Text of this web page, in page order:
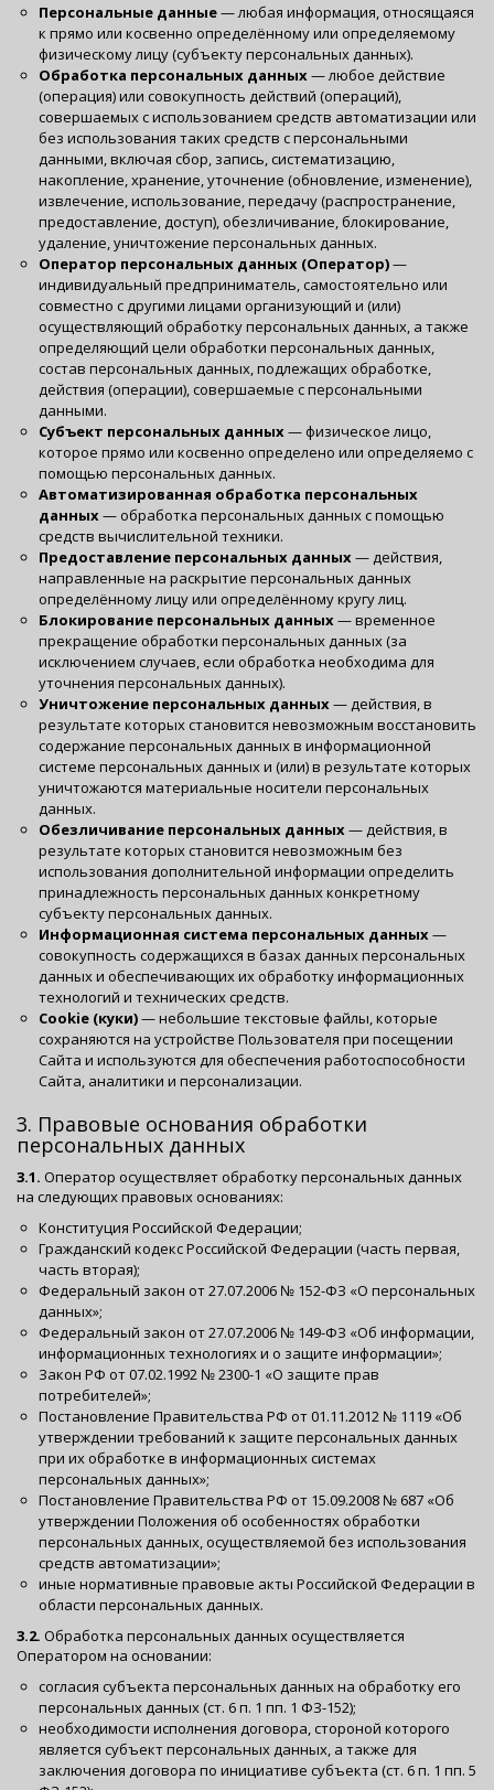
Персональные данные— любая информация, относящаяся
к прямо или косвенно определённому или определяемому
физическому лицу (субъекту персональных данных).
Обработка персональных данных — любое действие
(операция) или совокупность действий (операций),
совершаемых с использованием средств автоматизации или
без использования таких средств с персональными
данными, включая сбор, запись, систематизацию,
накопление, хранение, уточнение (обновление, изменение),
извлечение, использование, передачу (распространение,
предоставление, доступ), обезличивание, блокирование,
удаление, уничтожение персональных данных.
Оператор персональных данных (Оператор)—
индивидуальный предприниматель, самостоятельно или
совместно с другими лицами организующий и (или)
осуществляющий обработку персональных данных, а также
определяющий цели обработки персональных данных,
состав персональных данных, подлежащих обработке,
действия (операции), совершаемые с персональными
данными.
Субъект персональных данных — физическое лицо,
которое прямо или косвенно определено или определяемо с
помощью персональных данных.
Автоматизированная обработка персональных
данных — обработка персональных данных с помощью
средств вычислительной техники.
Предоставление персональных данных — действия,
направленные на раскрытие персональных данных
определённому лицу или определённому кругу лиц.
Блокирование персональных данных — временное
прекращение обработки персональных данных (за
исключением случаев, если обработка необходима для
уточнения персональных данных).
Уничтожение персональных данных — действия, в
результате которых становится невозможным восстановить
содержание персональных данных в информационной
системе персональных данных и (или) в результате которых
уничтожаются материальные носители персональных
данных.
Обезличивание персональных данных — действия, в
результате которых становится невозможным без
использования дополнительной информации определить
принадлежность персональных данных конкретному
субъекту персональных данных.
Информационная система персональных данных —
совокупность содержащихся в базах данных персональных
данных и обеспечивающих их обработку информационных
технологий и технических средств.
Cookie (куки)— небольшие текстовые файлы, которые
сохраняются на устройстве Пользователя при посещении
Сайта и используются для обеспечения работоспособности
Сайта, аналитики и персонализации.
3. Правовые основания обработки
персональных данных
3.1. Оператор осуществляет обработку персональных данных
на следующих правовых основаниях:
Конституция Российской Федерации;
Гражданский кодекс Российской Федерации (часть первая,
часть вторая);
Федеральный закон от 27.07.2006 № 152-ФЗ «О персональных
данных»;
Федеральный закон от 27.07.2006 № 149-ФЗ «Об информации,
информационных технологиях и о защите информации»;
Закон РФ от 07.02.1992 № 2300-1 «О защите прав
потребителей»;
Постановление Правительства РФ от 01.11.2012 № 1119 «Об
утверждении требований к защите персональных данных
при их обработке в информационных системах
персональных данных»;
Постановление Правительства РФ от 15.09.2008 № 687 «Об
утверждении Положения об особенностях обработки
персональных данных, осуществляемой без использования
средств автоматизации»;
иные нормативные правовые акты Российской Федерации в
области персональных данных.
3.2. Обработка персональных данных осуществляется
Оператором на основании:
согласия субъекта персональных данных на обработку его
персональных данных (ст. 6 п. 1 пп. 1 ФЗ-152);
необходимости исполнения договора, стороной которого
является субъект персональных данных, а также для
заключения договора по инициативе субъекта (ст. 6 п. 1 пп. 5